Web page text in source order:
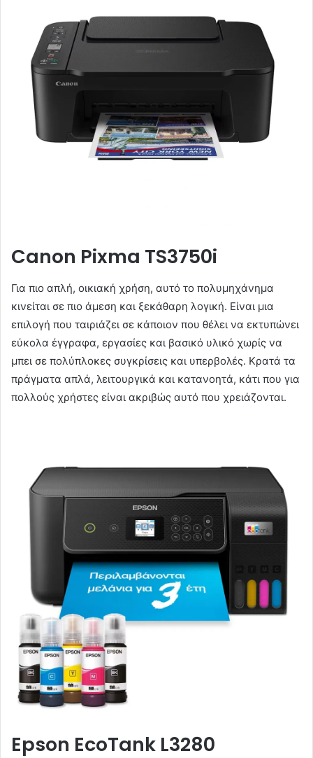
Canon Pixma TS3750i
Για πιο απλή, οικιακή χρήση, αυτό το πολυμηχάνημα
κινείται σε πιο άμεση και ξεκάθαρη λογική. Είναι μια
επιλογή που ταιριάζει σε κάποιον που θέλει να εκτυπώνει
εύκολα έγγραφα, εργασίες και βασικό υλικό χωρίς να
μπει σε πολύπλοκες συγκρίσεις και υπερβολές. Κρατά τα
πράγματα απλά, λειτουργικά και κατανοητά, κάτι που για
πολλούς χρήστες είναι ακριβώς αυτό που χρειάζονται.
Epson EcoTank L3280